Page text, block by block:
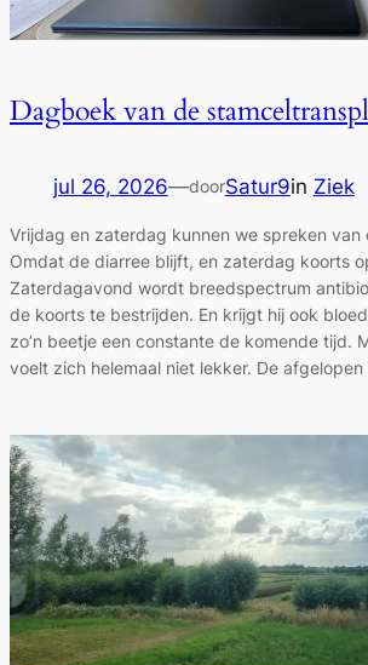
Dagboek van de
jul 26, 2026—doorSatur9in Ziek
Vrijdag en zaterdag kunnen we spreken van
Omdat de diarree blijft, en zaterdag koorts
Zaterdagavond wordt breedspectrum
de koorts te bestrijden. En krijgt hij ook
zo’n beetje een constante de komende tijd.
voelt zich helemaal niet lekker. De